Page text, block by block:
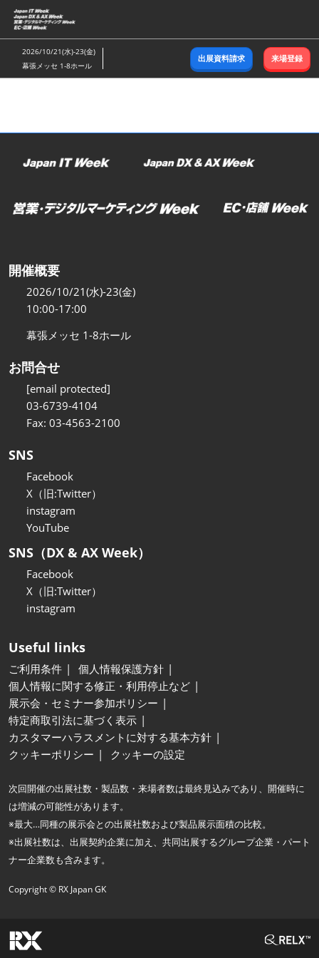
ス
キ
ッ
し
む
2026/10/21(水)-23(金)
幕張メッセ 1-8ホール
出展資料請求 来場登録
開催概要
2026/10/21(水)-23(金)
10:00-17:00
幕張メッセ 1-8ホール
お問合せ
[email protected]
03-6739-4104
Fax: 03-4563-2100
SNS
Facebook
X（旧:Twitter）
instagram
YouTube
SNS（DX & AX Week）
Facebook
X（旧:Twitter）
instagram
Useful links
ご利用条件
個人情報保護方針
個人情報に関する修正・利用停止など
展示会・セミナー参加ポリシー
特定商取引法に基づく表示
カスタマーハラスメントに対する基本方針
クッキーポリシー
クッキーの設定
次回開催の出展社数・製品数・来場者数は最終見込みであり、開催時に
は増減の可能性があります。
※最大…同種の展示会との出展社数および製品展示面積の比較。
※出展社数は、出展契約企業に加え、共同出展するグループ企業・パート
ナー企業数も含みます。
Copyright © RX Japan GK